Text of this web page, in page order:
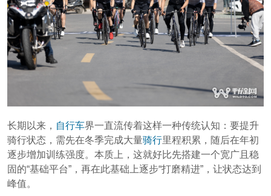
长期以来， 自行车界一直流传着这样一种传统认知：要提升
骑行状态，需先在冬季完成大量骑行里程积累，随后在年初
逐步增加训练强度。本质上，这就好比先搭建一个宽广且稳
固的“基础平台”，再在此基础上逐步“打磨精进”，让状态达到
峰值。